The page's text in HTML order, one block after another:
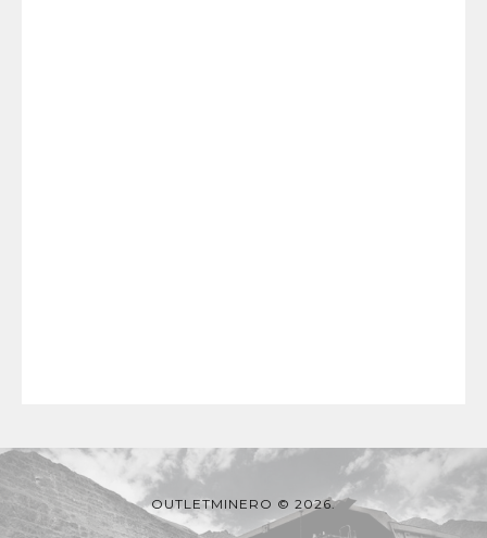
OUTLETMINERO © 2026.